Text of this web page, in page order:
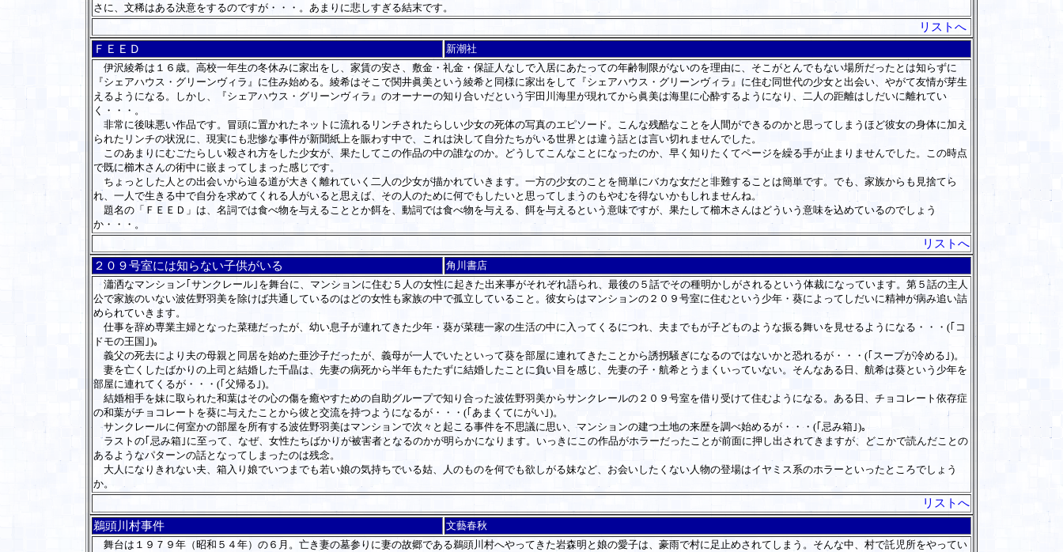
さに、文稀はある決意をするのですが・・・。あまりに悲しすぎる結末です。
リストへ
ＦＥＥＤ
新潮社
伊沢綾希は１６歳。高校一年生の冬休みに家出をし、家賃の安さ、敷金・礼金・保証人なしで入居にあたっての年齢制限がないのを理由に、そこがとんでもない場所だったとは知らずに
『シェアハウス・グリーンヴィラ』に住み始める。綾希はそこで関井眞美という綾希と同様に家出をして『シェアハウス・グリーンヴィラ』に住む同世代の少女と出会い、やがて友情が芽生
えるようになる。しかし、『シェアハウス・グリーンヴィラ』のオーナーの知り合いだという宇田川海里が現れてから眞美は海里に心酔するようになり、二人の距離はしだいに離れてい
く・・・。
非常に後味悪い作品です。冒頭に置かれたネットに流れるリンチされたらしい少女の死体の写真のエピソード。こんな残酷なことを人間ができるのかと思ってしまうほど彼女の身体に加え
られたリンチの状況に、現実にも悲惨な事件が新聞紙上を賑わす中で、これは決して自分たちがいる世界とは違う話とは言い切れませんでした。
このあまりにむごたらしい殺され方をした少女が、果たしてこの作品の中の誰なのか。どうしてこんなことになったのか、早く知りたくてページを繰る手が止まりませんでした。この時点
で既に櫛木さんの術中に嵌まってしまった感じです。
ちょっとした人との出会いから辿る道が大きく離れていく二人の少女が描かれていきます。一方の少女のことを簡単にバカな女だと非難することは簡単です。でも、家族からも見捨てら
れ、一人で生きる中で自分を求めてくれる人がいると思えば、その人のために何でもしたいと思ってしまうのもやむを得ないかもしれませんね。
題名の「ＦＥＥＤ」は、名詞では食べ物を与えることとか餌を、動詞では食べ物を与える、餌を与えるという意味ですが、果たして櫛木さんはどういう意味を込めているのでしょう
か・・・。
リストへ
２０９号室には知らない子供がいる
角川書店
瀟洒なマンション｢サンクレール｣を舞台に、マンションに住む５人の女性に起きた出来事がそれぞれ語られ、最後の５話でその種明かしがされるという体裁になっています。第５話の主人
公で家族のいない波佐野羽美を除けば共通しているのはどの女性も家族の中で孤立していること。彼女らはマンションの２０９号室に住むという少年・葵によってしだいに精神が病み追い詰
められていきます。
仕事を辞め専業主婦となった菜穂だったが、幼い息子が連れてきた少年・葵が菜穂一家の生活の中に入ってくるにつれ、夫までもが子どものような振る舞いを見せるようになる・・・(｢コ
ドモの王国｣)。
義父の死去により夫の母親と同居を始めた亜沙子だったが、義母が一人でいたといって葵を部屋に連れてきたことから誘拐騒ぎになるのではないかと恐れるが・・・(｢スープが冷める｣)。
妻を亡くしたばかりの上司と結婚した千晶は、先妻の病死から半年もたたずに結婚したことに負い目を感じ、先妻の子・航希とうまくいっていない。そんなある日、航希は葵という少年を
部屋に連れてくるが・・・(｢父帰る｣)。
結婚相手を妹に取られた和葉はその心の傷を癒やすための自助グループで知り合った波佐野羽美からサンクレールの２０９号室を借り受けて住むようになる。ある日、チョコレート依存症
の和葉がチョコレートを葵に与えたことから彼と交流を持つようになるが・・・(｢あまくてにがい｣)。
サンクレールに何室かの部屋を所有する波佐野羽美はマンションで次々と起こる事件を不思議に思い、マンションの建つ土地の来歴を調べ始めるが・・・(｢忌み箱｣)。
ラストの｢忌み箱｣に至って、なぜ、女性たちばかりが被害者となるのかが明らかになります。いっきにこの作品がホラーだったことが前面に押し出されてきますが、どこかで読んだことの
あるようなパターンの話となってしまったのは残念。
大人になりきれない夫、箱入り娘でいつまでも若い娘の気持ちでいる姑、人のものを何でも欲しがる妹など、お会いしたくない人物の登場はイヤミス系のホラーといったところでしょう
か。
リストへ
鵜頭川村事件
文藝春秋
舞台は１９７９年（昭和５４年）の６月。亡き妻の墓参りに妻の故郷である鵜頭川村へやってきた岩森明と娘の愛子は、豪雨で村に足止めされてしまう。そんな中、村で託児所をやってい